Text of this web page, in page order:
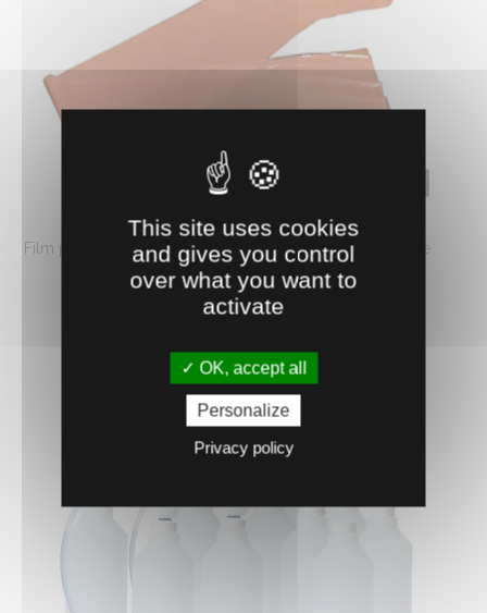
GANTS MISE-BAS
Film plastique fin. Doigts larges, manches longues. Usage
unique. Taille unique. Par ...
12.13 €HT
AJOUTER AU PANIER
This site uses cookies
and gives you control
over what you want to
activate
OK, accept all
Personalize
Privacy policy